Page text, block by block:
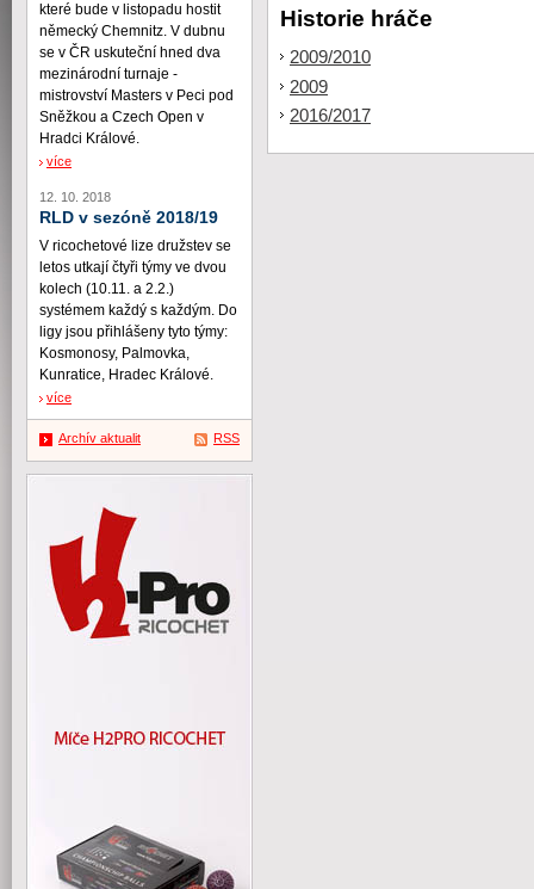
Historie hráče
2009/2010
2009
2016/2017
které bude v listopadu hostit
německý Chemnitz. V dubnu
se v ČR uskuteční hned dva
mezinárodní turnaje -
mistrovství Masters v Peci pod
Sněžkou a Czech Open v
Hradci Králové.
více
12. 10. 2018
RLD v sezóně 2018/19
V ricochetové lize družstev se
letos utkají čtyři týmy ve dvou
kolech (10.11. a 2.2.)
systémem každý s každým. Do
ligy jsou přihlášeny tyto týmy:
Kosmonosy, Palmovka,
Kunratice, Hradec Králové.
více
Archív aktualit RSS